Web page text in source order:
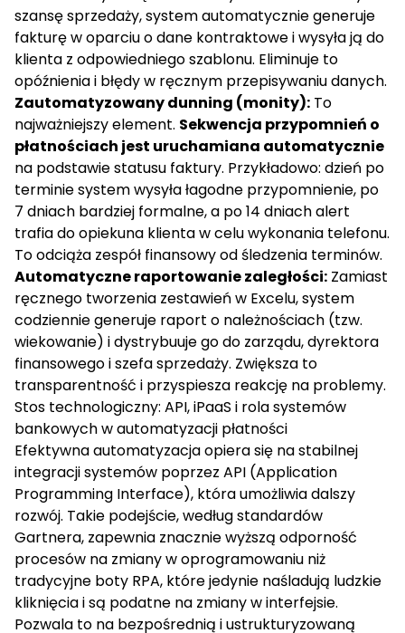
szansę sprzedaży, system automatycznie generuje
fakturę w oparciu o dane kontraktowe i wysyła ją do
klienta z odpowiedniego szablonu. Eliminuje to
opóźnienia i błędy w ręcznym przepisywaniu danych.
Zautomatyzowany dunning (monity): To
najważniejszy element. Sekwencja przypomnień o
płatnościach jest uruchamiana automatycznie
na podstawie statusu faktury. Przykładowo: dzień po
terminie system wysyła łagodne przypomnienie, po
7 dniach bardziej formalne, a po 14 dniach alert
trafia do opiekuna klienta w celu wykonania telefonu.
To odciąża zespół finansowy od śledzenia terminów.
Automatyczne raportowanie zaległości: Zamiast
ręcznego tworzenia zestawień w Excelu, system
codziennie generuje raport o należnościach (tzw.
wiekowanie) i dystrybuuje go do zarządu, dyrektora
finansowego i szefa sprzedaży. Zwiększa to
transparentność i przyspiesza reakcję na problemy.
Stos technologiczny: API, iPaaS i rola systemów
bankowych w automatyzacji płatności
Efektywna automatyzacja opiera się na stabilnej
integracji systemów poprzez API (Application
Programming Interface), która umożliwia dalszy
rozwój. Takie podejście, według standardów
Gartnera, zapewnia znacznie wyższą odporność
procesów na zmiany w oprogramowaniu niż
tradycyjne boty RPA, które jedynie naśladują ludzkie
kliknięcia i są podatne na zmiany w interfejsie.
Pozwala to na bezpośrednią i ustrukturyzowaną